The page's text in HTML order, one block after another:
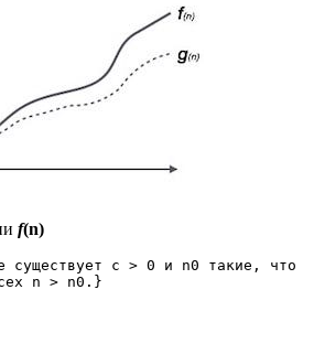
f(n)
n > n0.}